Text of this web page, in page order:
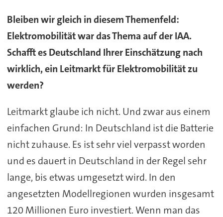
Bleiben wir gleich in diesem Themenfeld:
Elektromobilität war das Thema auf der IAA.
Schafft es Deutschland Ihrer Einschätzung nach
wirklich, ein Leitmarkt für Elektromobilität zu
werden?
Leitmarkt glaube ich nicht. Und zwar aus einem
einfachen Grund: In Deutschland ist die Batterie
nicht zuhause. Es ist sehr viel verpasst worden
und es dauert in Deutschland in der Regel sehr
lange, bis etwas umgesetzt wird. In den
angesetzten Modellregionen wurden insgesamt
120 Millionen Euro investiert. Wenn man das